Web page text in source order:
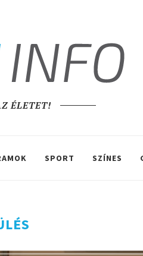
ÉLETET!
SPORT SZÍNES